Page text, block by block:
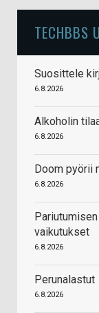
TECHBBS
Suosittele
6.8.2026
Alkoholin
6.8.2026
Doom pyörii
6.8.2026
vaikutukset
6.8.2026
Perunalastut
6.8.2026